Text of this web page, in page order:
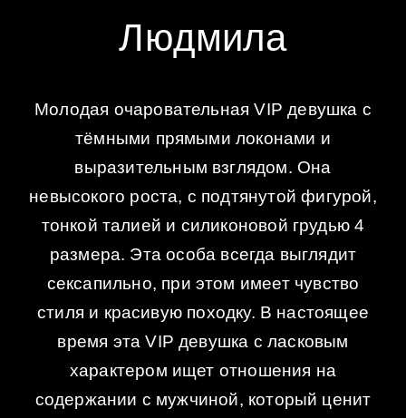
Людмила
Молодая очаровательная VIP девушка с
тёмными прямыми локонами и
выразительным взглядом. Она
невысокого роста, с подтянутой фигурой,
тонкой талией и силиконовой грудью 4
размера. Эта особа всегда выглядит
сексапильно, при этом имеет чувство
стиля и красивую походку. В настоящее
время эта VIP девушка с ласковым
характером ищет отношения на
содержании с мужчиной, который ценит